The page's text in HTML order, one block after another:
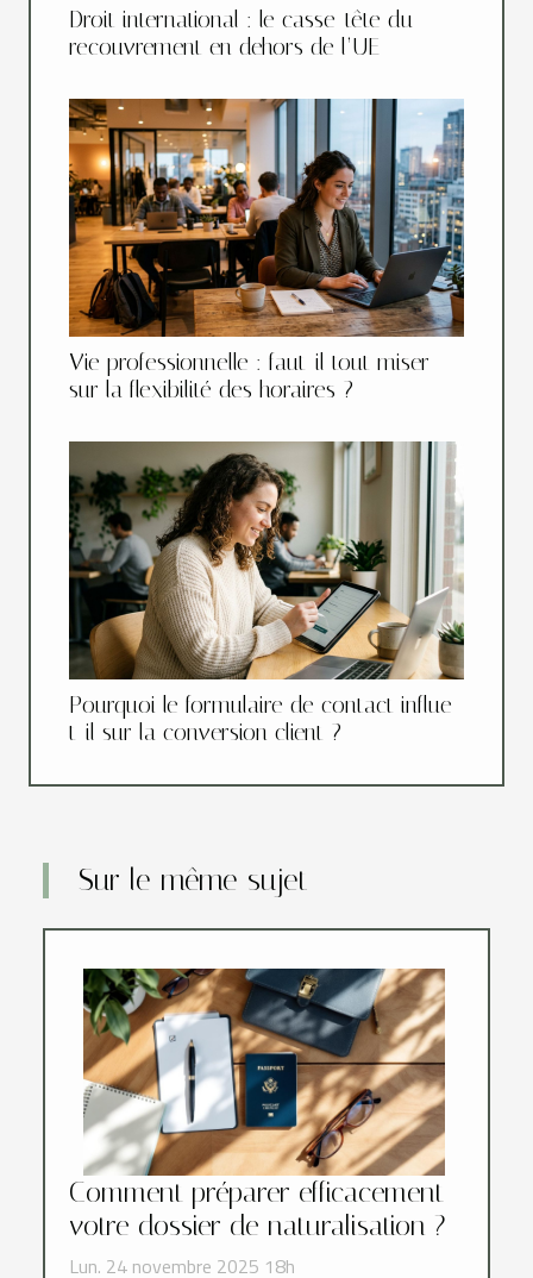
Droit international : le casse-tête du
recouvrement en dehors de l’UE
Vie professionnelle : faut-il tout miser
sur la flexibilité des horaires ?
Pourquoi le formulaire de contact influe-
t-il sur la conversion client ?
Sur le même sujet
Comment préparer efficacement
votre dossier de naturalisation ?
Lun. 24 novembre 2025 18h